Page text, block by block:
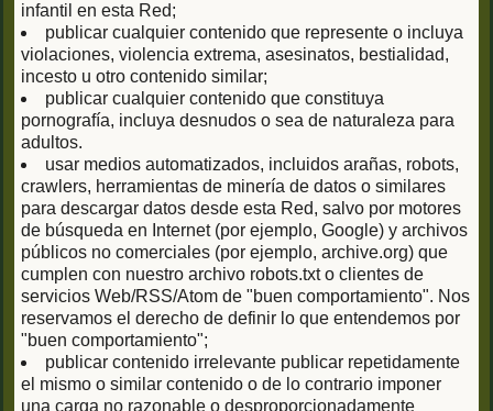
infantil en esta Red;
publicar cualquier contenido que represente o incluya
violaciones, violencia extrema, asesinatos, bestialidad,
incesto u otro contenido similar;
publicar cualquier contenido que constituya
pornografía, incluya desnudos o sea de naturaleza para
adultos.
usar medios automatizados, incluidos arañas, robots,
crawlers, herramientas de minería de datos o similares
para descargar datos desde esta Red, salvo por motores
de búsqueda en Internet (por ejemplo, Google) y archivos
públicos no comerciales (por ejemplo, archive.org) que
cumplen con nuestro archivo robots.txt o clientes de
servicios Web/RSS/Atom de "buen comportamiento". Nos
reservamos el derecho de definir lo que entendemos por
"buen comportamiento";
publicar contenido irrelevante publicar repetidamente
el mismo o similar contenido o de lo contrario imponer
una carga no razonable o desproporcionadamente